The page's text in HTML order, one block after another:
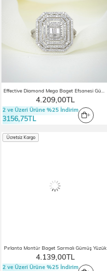
Effective Diamond Mega Baget Efsanesi Gümüş Yüzük
4.209,00TL
2 ve Üzeri Ürüne %25 İndirim
3156,75TL
Pırlanta Montür Baget Sarmalı Gümüş Yüzük
4.139,00TL
Ücretsiz Kargo
2 ve Üzeri Ürüne %25 İndirim